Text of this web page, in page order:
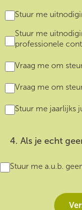
Stuur me
Stuur me
professionele
Vraag me om
Vraag me om
Stuur me jaarlijks
4. Als je echt
Stuur me a.u.b.